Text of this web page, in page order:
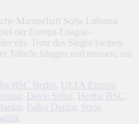
Mannschaft Sorja Luhansk
der Europa-League-
ein. Trotz des Sieges bleiben
Tabelle hängen und müssen, um
BSC Berlin, UEFA Europa
, Davie Selke, Hertha BSC
,
, Palko Dardai, Sorja